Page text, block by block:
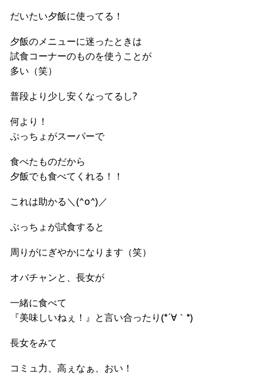
だいたい夕飯に使ってる！
夕飯のメニューに迷ったときは
試食コーナーのものを使うことが
多い（笑）
普段より少し安くなってるし?
何より！
ぷっちょがスーパーで
食べたものだから
夕飯でも食べてくれる！！
これは助かる＼(^o^)／
ぷっちょが試食すると
周りがにぎやかになります（笑）
オバチャンと、長女が
一緒に食べて
『美味しいねぇ！』と言い合ったり(*´∀｀*)
長女をみて
コミュ力、高ぇなぁ、おい！